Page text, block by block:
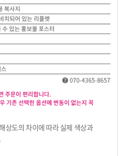
상도의 차이에 따라 실제 색상과